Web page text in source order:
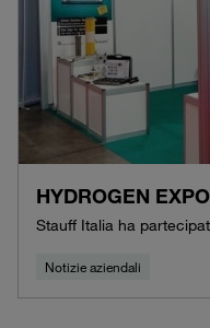
HYDROGEN EXPO
Stauff Italia ha
Notizie aziendali